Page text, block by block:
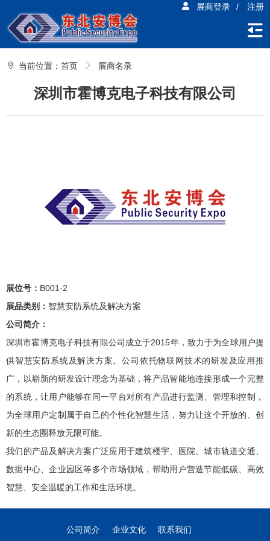
展商登录 / 注册
当前位置： 首页 展商名录
深圳市霍博克电子科技有限公司
展位号： B001-2
展品类别： 智慧安防系统及解决方案
公司简介：
深圳市霍博克电子科技有限公司成立于2015年，致力于为全球用户提
供智慧安防系统及解决方案。公司依托物联网技术的研发及应用推
广，以崭新的研发设计理念为基础，将产品智能地连接形成一个完整
的系统，让用户能够在同一平台对所有产品进行监测、管理和控制，
为全球用户定制属于自己的个性化智慧生活，努力让这个开放的、创
新的生态圈释放无限可能。
我们的产品及解决方案广泛应用于建筑楼宇、医院、城市轨道交通、
数据中心、企业园区等多个市场领域，帮助用户营造节能低碳、高效
智慧、安全温暖的工作和生活环境。
公司简介 企业文化 联系我们